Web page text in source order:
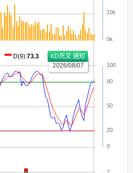
0k
10k
0
20
50
80
100
2026/08/07
D(9):73.3